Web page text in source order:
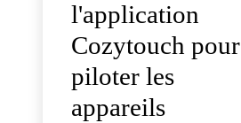
l'application
Cozytouch pour
piloter les
appareils